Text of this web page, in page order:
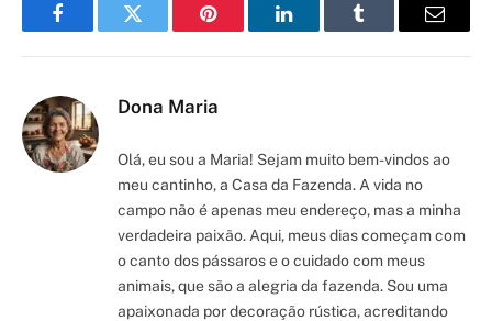
FacebookTwitter Pinterest LinkedInTumblr Email
Dona Maria
Olá, eu sou a Maria! Sejam muito bem-vindos ao
meu cantinho, a Casa da Fazenda. A vida no
campo não é apenas meu endereço, mas a minha
verdadeira paixão. Aqui, meus dias começam com
o canto dos pássaros e o cuidado com meus
animais, que são a alegria da fazenda. Sou uma
apaixonada por decoração rústica, acreditando